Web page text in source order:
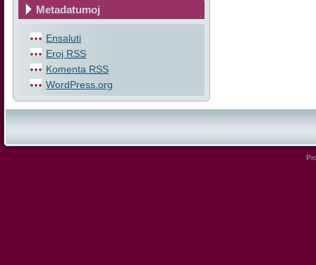
Metadatumoj
Ensaluti
Eroj RSS
Komenta RSS
WordPress.org